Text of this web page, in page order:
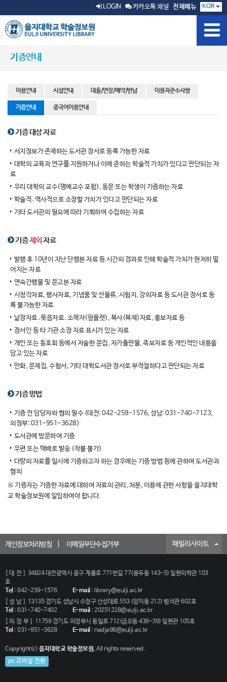
LOGIN 카카오톡 채널 전체메뉴 KOR
기증안내
이용안내 시설안내 대출/연장/예약/반납 이용자준수사항
기증안내 중국어이용안내
기증 대상 자료
서지정보가 존재하는 도서관 장서로 등록 가능한 자료
대학의 교육과 연구를 지원하거나 이에 준하는 학술적 가치가 있다고 판단되는 자
료
우리 대학의 교수(명예교수 포함), 동문 또는 학생이 기증하는 자료
학술적․역사적으로 소장할 가치가 있다고 판단되는 자료
기타 도서관의 필요에 따라 기획하여 수집하는 자료
기증제외 자료
발행 후 10년이 지난 단행본 자료 등 시간의 경과로 인해 학술적 가치가 현저히 떨
어지는 자료
연속간행물 및 문고본 자료
시청각자료, 행사자료, 기념품 및 선물류, 시험지, 강의자료 등 도서관 장서로 등
록 불가능한 자료
낱장자료․묶음자료․소책자(팜플렛), 복사(복제)자료, 홍보자료 등
장서인 등 타 기관 소장 자료 표시가 있는 자료
개인 또는 동호회 등에서 저술한 문집, 자가출판물, 족보자료 등 개인적인 내용을
담고 있는 자료
만화, 문제집, 수험서, 기타 대학도서관 장서로 부적절하다고 판단되는 자료
기증 방법
기증 전 담당자와 협의 필수 (대전: 042-259-1576, 성남: 031-740-7123,
의정부: 031-951-3628)
도서관에 방문하여 기증
우편 또는 택배로 발송 (착불 불가)
다량의 자료를 일시에 기증하고자 하는 경우에는 기증 방법 등에 관하여 도서관과
협의
※ 기증자는 기증한 자료에 대하여 자료의 관리, 처분, 이용에 관한 사항을 을지대학
교 학술정보원에 일임하여야 합니다.
개인정보처리방침 이메일무단수집거부 패밀리사이트
[대전]
34824 대전광역시 중구 계룡로 771번길 77(용두동 143-5) 일현의학관 103
호
Tel: 042-259-1576 E-mail: library@eulji.ac.kr
[성남]
13135 경기도 성남시 수정구 산성대로 553 (양지동 212) 범석관 602호
Tel: 031-740-7402 E-mail: 20251228@eulji.ac.kr
[의정부]
11759 경기도 의정부시 동일로 712(금오동 439-39) 일현관 105호
Tel: 031-951-3628 E-mail: nadja98@eulji.ac.kr
Copyright(c) 을지대학교 학술정보원. All rights reserved.
pc 모바일 전환